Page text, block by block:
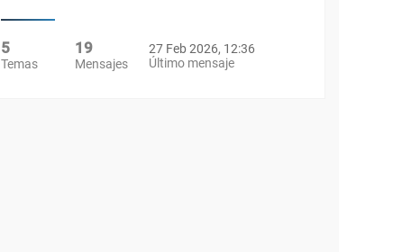
5
Temas
19
Mensajes
27 Feb 2026, 12:36
Último mensaje